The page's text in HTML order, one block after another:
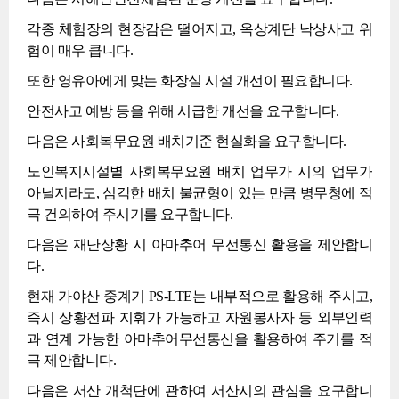
각종 체험장의 현장감은 떨어지고, 옥상계단 낙상사고 위
험이 매우 큽니다.
또한 영유아에게 맞는 화장실 시설 개선이 필요합니다.
안전사고 예방 등을 위해 시급한 개선을 요구합니다.
다음은 사회복무요원 배치기준 현실화을 요구합니다.
노인복지시설별 사회복무요원 배치 업무가 시의 업무가
아닐지라도, 심각한 배치 불균형이 있는 만큼 병무청에 적
극 건의하여 주시기를 요구합니다.
다음은 재난상황 시 아마추어 무선통신 활용을 제안합니
다.
현재 가야산 중계기 PS-LTE는 내부적으로 활용해 주시고,
즉시 상황전파 지휘가 가능하고 자원봉사자 등 외부인력
과 연계 가능한 아마추어무선통신을 활용하여 주기를 적
극 제안합니다.
다음은 서산 개척단에 관하여 서산시의 관심을 요구합니